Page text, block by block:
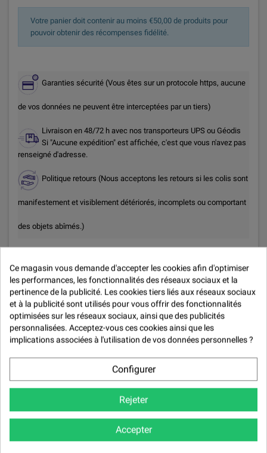
Votre panier doit contenir au moins €50,00 de produits pour
pouvoir obtenir des récompenses fidélité.
Garanties sécurité (Vous êtes sur un protocole https, aucune
de vos données ne peuvent être interceptées par un tiers)
Livraison en 48/72 h avec nos transporteurs UPS ou Géodis
Si "Aucune expédition" est affichée, c'est que vous n'avez pas
renseigné d'adresse.
Politique retours (Nous acceptons les retours si les colis sont
manifestement et visiblement détériorés, incomplets ou comportant
des objets abîmés.)
Description
Disque fibre diamètre 180 mm pour meuleuse
Avis (0)
Modération des avis
NOTER LE PRODUIT
Ce magasin vous demande d'accepter les cookies afin d'optimiser
les performances, les fonctionnalités des réseaux sociaux et la
pertinence de la publicité. Les cookies tiers liés aux réseaux sociaux
et à la publicité sont utilisés pour vous offrir des fonctionnalités
optimisées sur les réseaux sociaux, ainsi que des publicités
personnalisées. Acceptez-vous ces cookies ainsi que les
implications associées à l'utilisation de vos données personnelles ?
Configurer
Rejeter
Accepter